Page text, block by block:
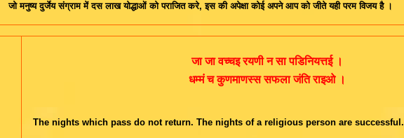
जो मनुष्य दुर्जेय संग्राम में दस लाख योद्धाओं को पराजित करे, इस की अपेक्षा कोई अपने आप को जीते यही परम विजय है ।
जा जा वच्चइ रयणी न सा पडिनियत्तई ।
धम्मं च कुणमाणस्स सफला जंति राइओ ।
The nights which pass do not return. The nights of a religious person are successful.